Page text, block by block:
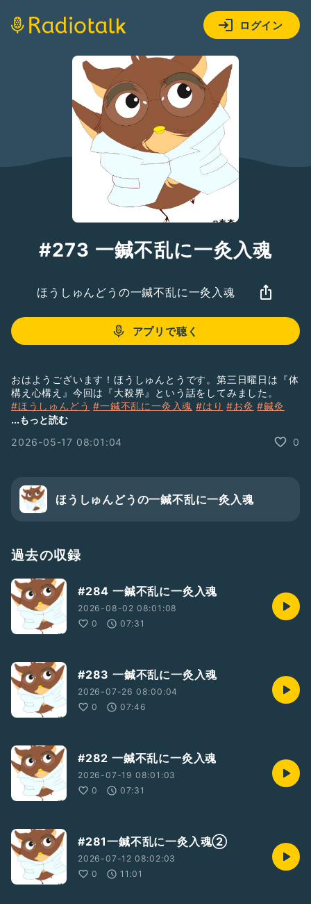
ログイン
#273 一鍼不乱に一灸入魂
ほうしゅんどうの一鍼不乱に一灸入魂
アプリで聴く
おはようございます！ほうしゅんとうです。第三日曜日は『体
構え心構え』今回は『大殺界』という話をしてみました。
#ほうしゅんどう #一鍼不乱に一灸入魂 #はり #お灸 #鍼灸
#体構え心構え
...もっと読む
2026-05-17 08:01:04
0
ほうしゅんどうの一鍼不乱に一灸入魂
過去の収録
#284 一鍼不乱に一灸入魂
2026-08-02 08:01:08
0
07:31
#283 一鍼不乱に一灸入魂
2026-07-26 08:00:04
0
07:46
#282 一鍼不乱に一灸入魂
2026-07-19 08:01:03
0
07:31
#281一鍼不乱に一灸入魂②
2026-07-12 08:02:03
0
11:01